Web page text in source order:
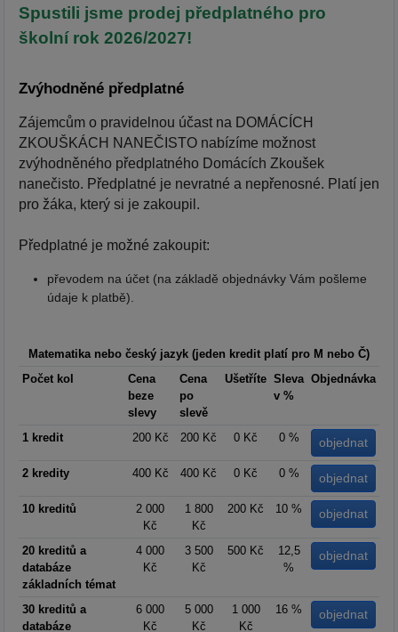
Spustili jsme prodej předplatného pro
školní rok 2026/2027!
Zvýhodněné předplatné
Zájemcům o pravidelnou účast na DOMÁCÍCH
ZKOUŠKÁCH NANEČISTO nabízíme možnost
zvýhodněného předplatného Domácích Zkoušek
nanečisto. Předplatné je nevratné a nepřenosné. Platí jen
pro žáka, který si je zakoupil.
Předplatné je možné zakoupit:
převodem na účet (na základě objednávky Vám pošleme
údaje k platbě).
Matematika nebo český jazyk (jeden kredit platí pro M nebo Č)
Počet kol
Cena
beze
slevy
Cena
po
slevě
Ušetříte Sleva
v %
Objednávka
1 kredit 200 Kč 200 Kč 0 Kč 0 %
2 kredity 400 Kč 400 Kč 0 Kč 0 %
10 kreditů
2 000
Kč
1 800
Kč
200 Kč 10 %
20 kreditů a
databáze
základních témat
4 000
Kč
3 500
Kč
500 Kč
12,5
%
30 kreditů a
databáze
6 000
Kč
5 000
Kč
1 000
Kč
16 %